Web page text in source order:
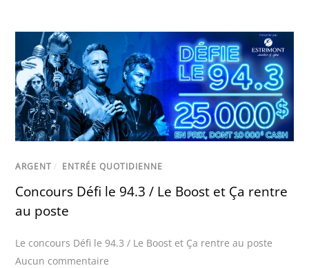
ARGENT / ENTRÉE QUOTIDIENNE
Concours Défi le 94.3 / Le Boost et Ça rentre
au poste
Le concours Défi le 94.3 / Le Boost et Ça rentre au poste
Aucun commentaire